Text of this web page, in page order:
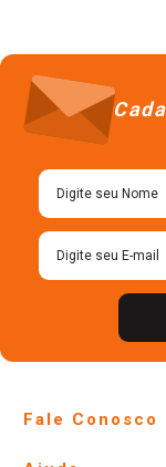
Fale Conosco